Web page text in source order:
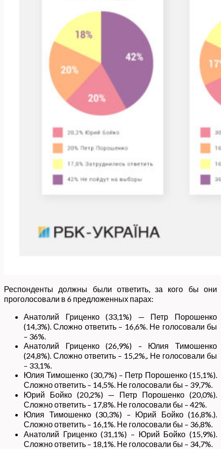
Респонденты должны были ответить, за кого бы они
проголосовали в 6 предложенных парах:
Анатолий Гриценко (33,1%) — Петр Порошенко
(14,3%). Сложно ответить – 16,6%. Не голосовали бы
– 36%.
Анатолий Гриценко (26,9%) – Юлия Тимошенко
(24,8%). Сложно ответить – 15,2%,. Не голосовали бы
– 33,1%.
Юлия Тимошенко (30,7%) – Петр Порошенко (15,1%).
Сложно ответить – 14,5%. Не голосовали бы – 39,7%.
Юрий Бойко (20,2%) — Петр Порошенко (20,0%).
Сложно ответить – 17,8%. Не голосовали бы – 42%.
Юлия Тимошенко (30,3%) – Юрий Бойко (16,8%.).
Сложно ответить – 16,1%. Не голосовали бы – 36,8%.
Анатолий Гриценко (31,1%) – Юрий Бойко (15,9%).
Сложно ответить – 18,1%. Не голосовали бы – 34,7%.